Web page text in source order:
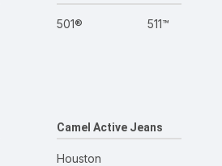
501® 511™
Camel Active Jeans
Houston